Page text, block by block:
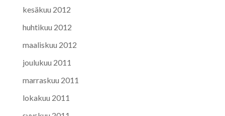
kesäkuu 2012
huhtikuu 2012
maaliskuu 2012
joulukuu 2011
marraskuu 2011
lokakuu 2011